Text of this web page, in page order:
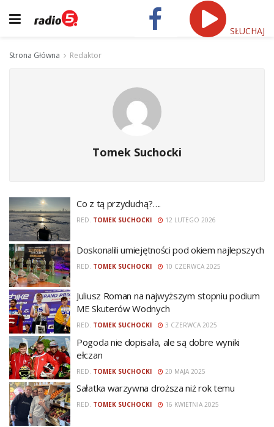
SŁUCHAJ
Strona Główna Redaktor
Tomek Suchocki
Co z tą przyduchą?….
RED. TOMEK SUCHOCKI 12 LUTEGO 2026
Doskonalili umiejętności pod okiem najlepszych
RED. TOMEK SUCHOCKI 10 CZERWCA 2025
Juliusz Roman na najwyższym stopniu podium
ME Skuterów Wodnych
RED. TOMEK SUCHOCKI 3 CZERWCA 2025
Pogoda nie dopisała, ale są dobre wyniki
ełczan
RED. TOMEK SUCHOCKI 20 MAJA 2025
Sałatka warzywna droższa niż rok temu
RED. TOMEK SUCHOCKI 16 KWIETNIA 2025